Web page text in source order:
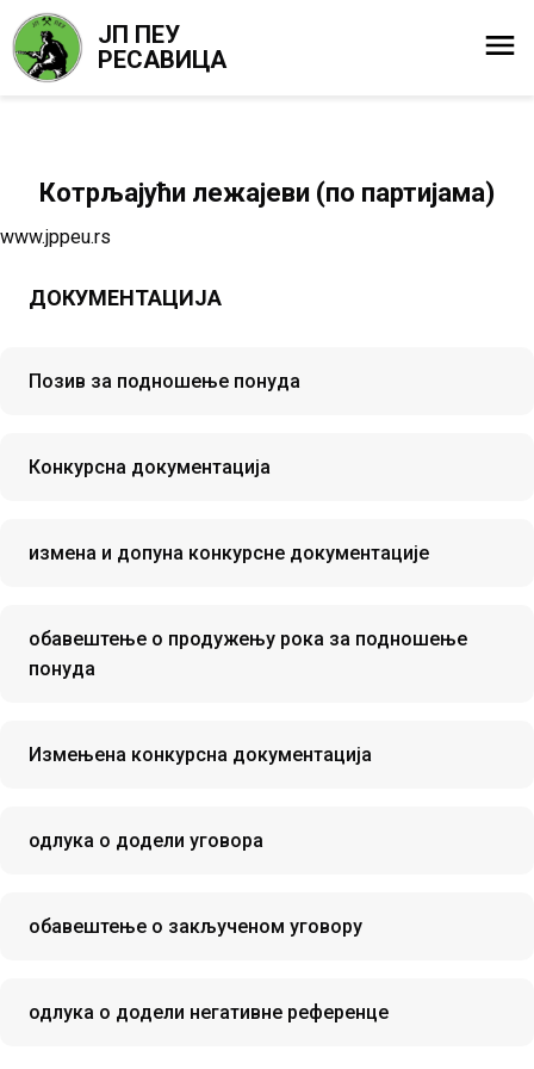
ЈП ПЕУ
РЕСАВИЦА
Котрљајући лежајеви (по партијама)
www.jppeu.rs
ДОКУМЕНТАЦИЈА
Позив за подношење понуда
Конкурсна документација
измена и допуна конкурсне документације
обавештење о продужењу рока за подношење
понуда
Измењена конкурсна документација
одлука о додели уговора
oбавештење о закљученом уговору
одлука о додели негативне референце